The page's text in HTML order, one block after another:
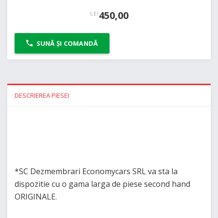
LEI450,00
SUNĂ ȘI COMANDĂ
DESCRIEREA PIESEI
*SC Dezmembrari Economycars SRL va sta la
dispozitie cu o gama larga de piese second hand
ORIGINALE.